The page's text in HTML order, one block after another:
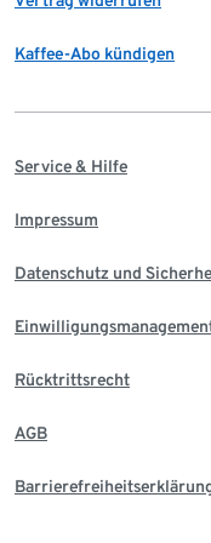
Kaffee-Abo kündigen
Service & Hilfe
Impressum
Datenschutz und
Rücktrittsrecht
AGB